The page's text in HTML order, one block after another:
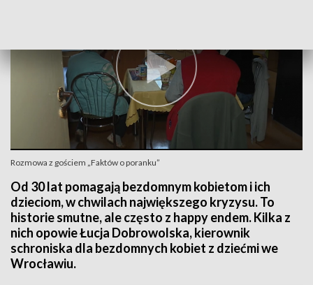
Rozmowa z gościem „Faktów o poranku”
Od 30 lat pomagają bezdomnym kobietom i ich
dzieciom, w chwilach największego kryzysu. To
historie smutne, ale często z happy endem. Kilka z
nich opowie Łucja Dobrowolska, kierownik
schroniska dla bezdomnych kobiet z dziećmi we
Wrocławiu.